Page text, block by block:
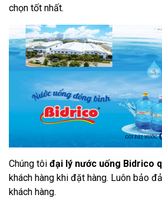
chọn tốt nhất.
Chúng tôi đại lý nước uống Bidrico
khách hàng khi đặt hàng. Luôn bảo
khách hàng.